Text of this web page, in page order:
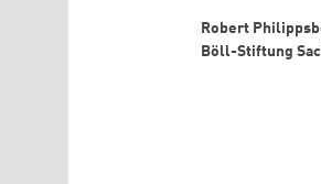
Robert
Böll-Stiftung